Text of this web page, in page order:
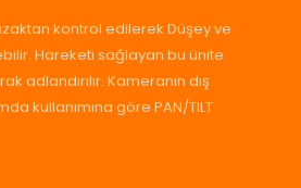
kontrol edilerek Düşey ve
Hareketi sağlayan bu ünite
adlandırılır. Kameranın dış
kullanımına göre PAN/TILT